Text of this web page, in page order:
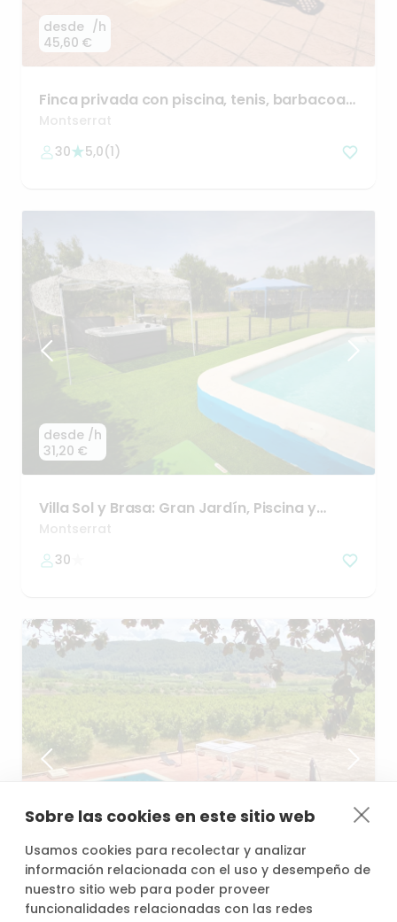
Sobre las cookies en este sitio web
Usamos cookies para recolectar y analizar
información relacionada con el uso y desempeño de
nuestro sitio web para poder proveer
funcionalidades relacionadas con las redes
desde
45,60 €
/h
Finca privada con piscina​,​ tenis​,​ barbacoa y
sombra natural
Montserrat
30
5,0(1)
desde
31,20 €
/h
Villa Sol y Brasa: Gran Jardín​,​ Piscina y
Barbacoa
Montserrat
30
desde 33,60 €27,00 € /h
VeranoenCasaMagnolia: piscinayjardín